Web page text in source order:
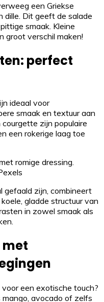
een Griekse
dille. Dit geeft de salade
smaak. Kleine
groot verschil maken!
perfect
ideaal voor
smaak en textuur aan
zijn populaire
een rokerige laag toe
gefaald zijn, combineert
gladde structuur van
in zowel smaak als
met
een exotische touch?
avocado of zelfs